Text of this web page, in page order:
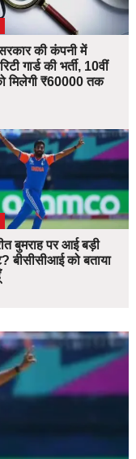
की कंपनी में
गार्ड की भर्ती, 10वीं
मिलेगी ₹60000 तक
बुमराह पर आई बड़ी
बीसीसीआई को बताया